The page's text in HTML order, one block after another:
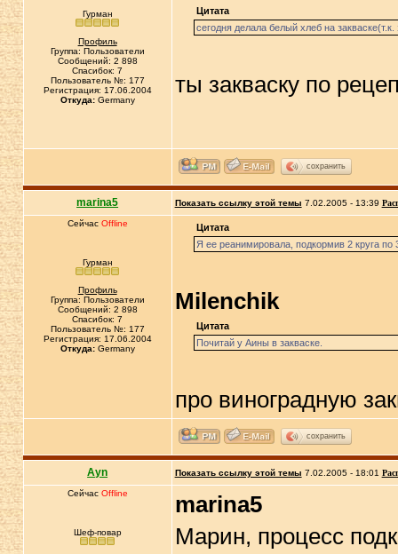
Гурман
Профиль
Группа: Пользователи
Сообщений: 2 898
Спасибок: 7
Пользователь №: 177
Регистрация: 17.06.2004
Откуда:Germany
Цитата
сегодня делала белый хлеб на
ты закваску по
сохранить
marina5 Показать ссылку этой темы 7.02.2005 - 13:39
Сейчас Offline
Гурман
Профиль
Группа: Пользователи
Сообщений: 2 898
Спасибок: 7
Пользователь №: 177
Регистрация: 17.06.2004
Откуда:Germany
Цитата
Я ее реанимировала, подкормив 2 круга по
Milenchik
Цитата
Почитай у Аины в закваске.
про виноградную
сохранить
Ayn Показать ссылку этой темы 7.02.2005 - 18:01
Сейчас Offline
Шеф-повар
marina5
Марин, процесс